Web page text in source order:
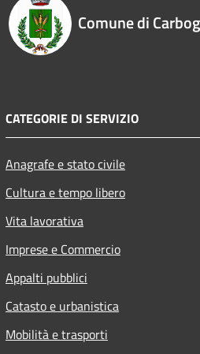
Comune di
CATEGORIE DI SERVIZIO
Anagrafe e stato civile
Cultura e tempo libero
Vita lavorativa
Imprese e Commercio
Appalti pubblici
Catasto e urbanistica
Mobilità e trasporti